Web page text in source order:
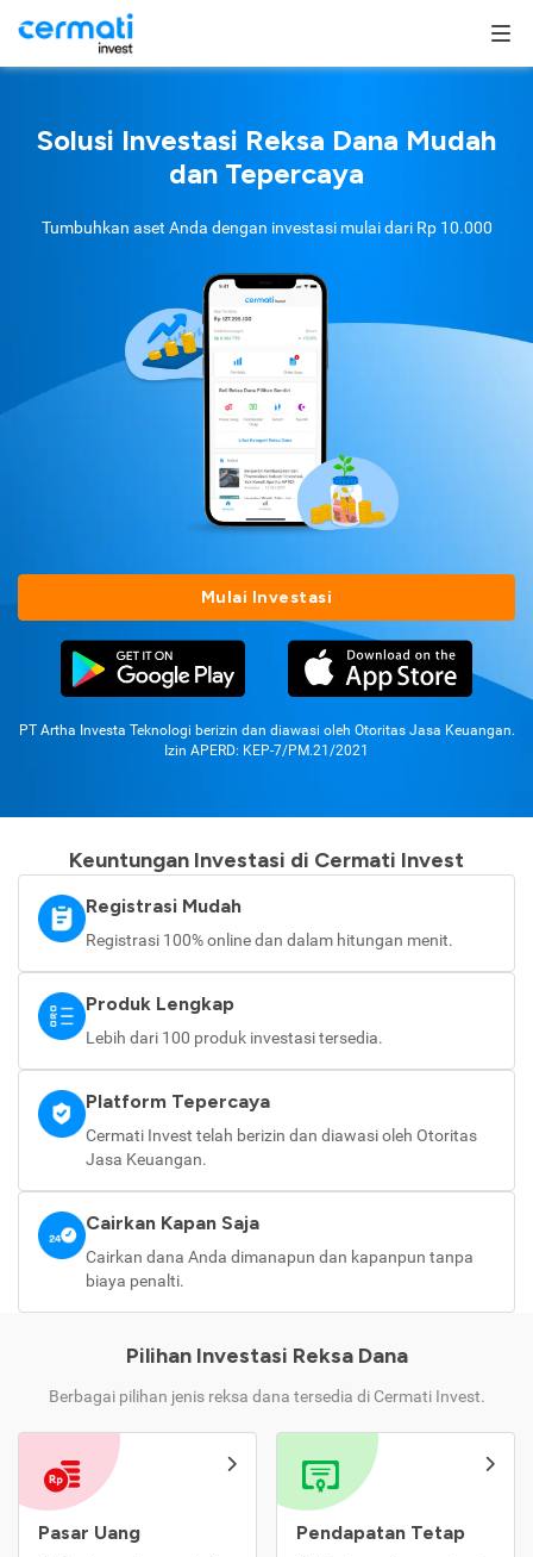
Solusi Investasi Reksa Dana Mudah
dan Tepercaya
Tumbuhkan aset Anda dengan investasi mulai dari Rp 10.000
Mulai Investasi
PT Artha Investa Teknologi berizin dan diawasi oleh Otoritas Jasa Keuangan.
Izin APERD: KEP-7/PM.21/2021
Keuntungan Investasi di Cermati Invest
Registrasi Mudah
Registrasi 100% online dan dalam hitungan menit.
Produk Lengkap
Lebih dari 100 produk investasi tersedia.
Platform Tepercaya
Cermati Invest telah berizin dan diawasi oleh Otoritas
Jasa Keuangan.
Cairkan Kapan Saja
Cairkan dana Anda dimanapun dan kapanpun tanpa
biaya penalti.
Pilihan Investasi Reksa Dana
Berbagai pilihan jenis reksa dana tersedia di Cermati Invest.
Pasar Uang Pendapatan Tetap